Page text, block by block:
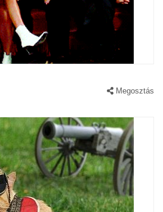
Megosztás